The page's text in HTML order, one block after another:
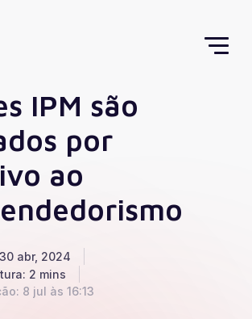
IPM são
por
ao
30 abr, 2024
2 mins
8 jul às 16:13